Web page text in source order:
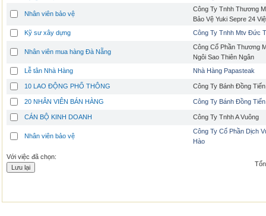
Nhân viên bảo vệ
Công Ty Tnhh Thương
Bảo Vệ Yuki Sepre 24
Kỹ sư xây dựng
Công Ty Tnhh Mtv Đức
Nhân viên mua hàng Đà Nẵng
Công Cổ Phần Thương
Ngôi Sao Thiên Ngân
Lễ tân Nhà Hàng
Nhà Hàng Papasteak
10 LAO ĐỘNG PHỔ THÔNG Công Ty Bánh Đồng Tiến
20 NHÂN VIÊN BÁN HÀNG Công Ty Bánh Đồng Tiến
CÁN BỘ KINH DOANH Công Ty Tnhh A Vuông
Nhân viên bảo vệ
Công Ty Cổ Phần Dịch
Hào
Với việc đã chọn: